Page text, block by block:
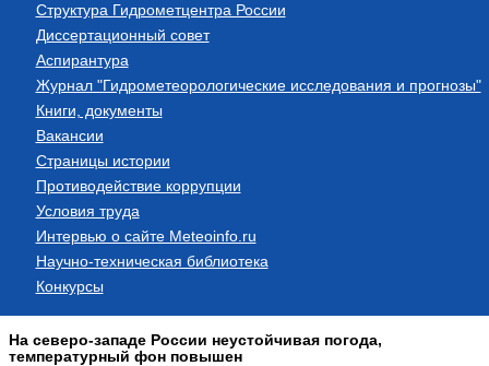
Структура Гидрометцентра России
Диссертационный совет
Аспирантура
Журнал "Гидрометеорологические исследования и прогнозы"
Книги, документы
Вакансии
Страницы истории
Противодействие коррупции
Условия труда
Интервью о сайте Meteoinfo.ru
Научно-техническая библиотека
Конкурсы
На северо-западе России неустойчивая погода,
температурный фон повышен